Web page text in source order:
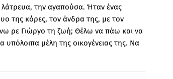
λάτρευα, την αγαπούσα. Ήταν ένας
της κόρες, τον άνδρα της, με τον
ρε Γιώργο τη ζωή; Θέλω να πάω και να
μέλη της οικογένειας της. Να